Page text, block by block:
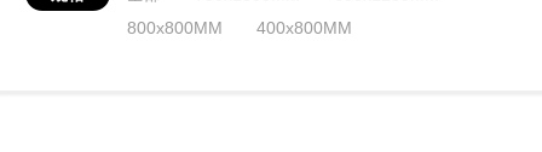
800x800MM
400x800MM